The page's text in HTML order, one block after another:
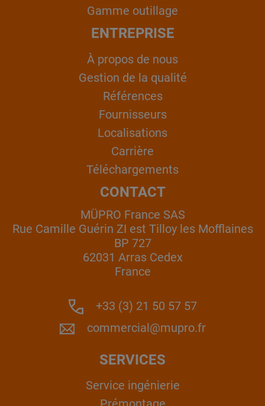
Gamme outillage
ENTREPRISE
À propos de nous
Gestion de la qualité
Références
Fournisseurs
Localisations
Carrière
Téléchargements
CONTACT
MÜPRO France SAS
Rue Camille Guérin ZI est Tilloy les Mofflaines
BP 727
62031 Arras Cedex
France
+33 (3) 21 50 57 57
commercial@mupro.fr
SERVICES
Service ingénierie